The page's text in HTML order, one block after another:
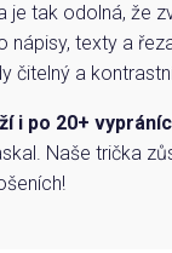
je tak odolná, že
nápisy, texty a
čitelný a
i po 20+
Naše trička